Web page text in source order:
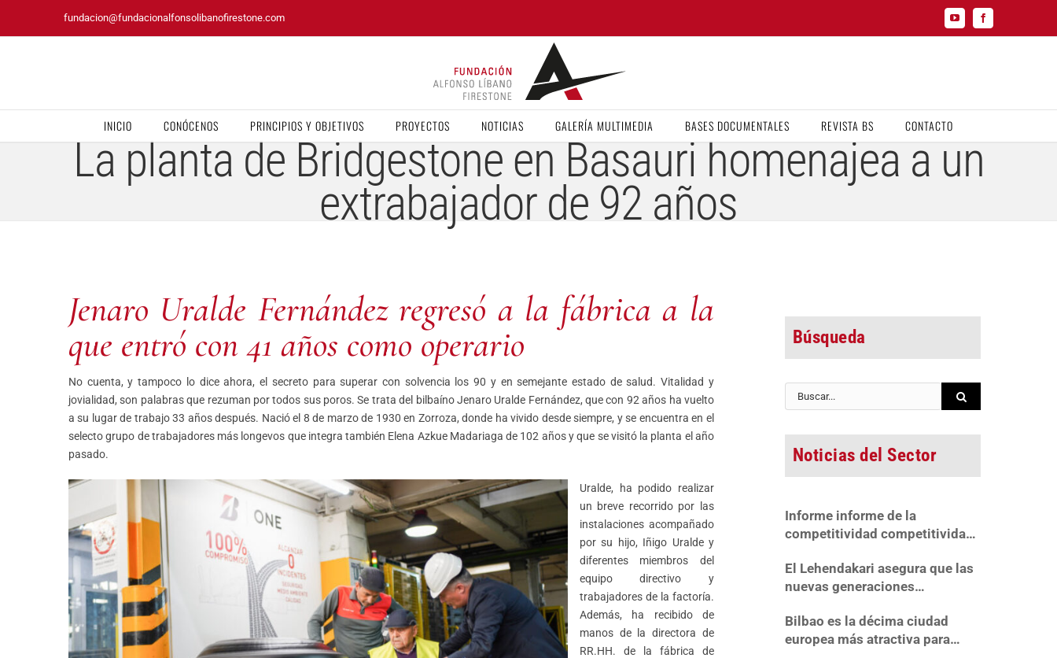
fundacion@fundacionalfonsolibanofirestone.com YouTubeFacebook
INICIO CONÓCENOS PRINCIPIOS Y OBJETIVOS PROYECTOS NOTICIAS GALERÍA MULTIMEDIA BASES DOCUMENTALES REVISTA BS CONTACTO
La planta de Bridgestone en Basauri homenajea a un
extrabajador de 92 años
Jenaro Uralde Fernández regresó a la fábrica a la
que entró con 41 años como operario
No cuenta, y tampoco lo dice ahora, el secreto para superar con solvencia los 90 y en semejante estado de salud. Vitalidad y
jovialidad, son palabras que rezuman por todos sus poros. Se trata del bilbaíno Jenaro Uralde Fernández, que con 92 años ha vuelto
a su lugar de trabajo 33 años después. Nació el 8 de marzo de 1930 en Zorroza, donde ha vivido desde siempre, y se encuentra en el
selecto grupo de trabajadores más longevos que integra también Elena Azkue Madariaga de 102 años y que se visitó la planta el año
pasado.
Uralde, ha podido realizar
un breve recorrido por las
instalaciones acompañado
por su hijo, Iñigo Uralde y
diferentes miembros del
equipo directivo y
trabajadores de la factoría.
Además, ha recibido de
manos de la directora de
RR.HH. de la fábrica de
Búsqueda
Buscar:
Noticias del Sector
Informe informe de la
competitividad competitividad
2022
El Lehendakari asegura que las
nuevas generaciones
«mejorarán el patrimonio
recibido»
Bilbao es la décima ciudad
europea más atractiva para